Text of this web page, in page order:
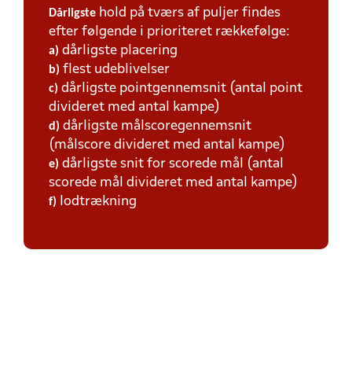
Dårligste hold på tværs af puljer findes
efter følgende i prioriteret rækkefølge:
a) dårligste placering
b) flest udeblivelser
c) dårligste pointgennemsnit (antal point
divideret med antal kampe)
d) dårligste målscoregennemsnit
(målscore divideret med antal kampe)
e) dårligste snit for scorede mål (antal
scorede mål divideret med antal kampe)
f) lodtrækning